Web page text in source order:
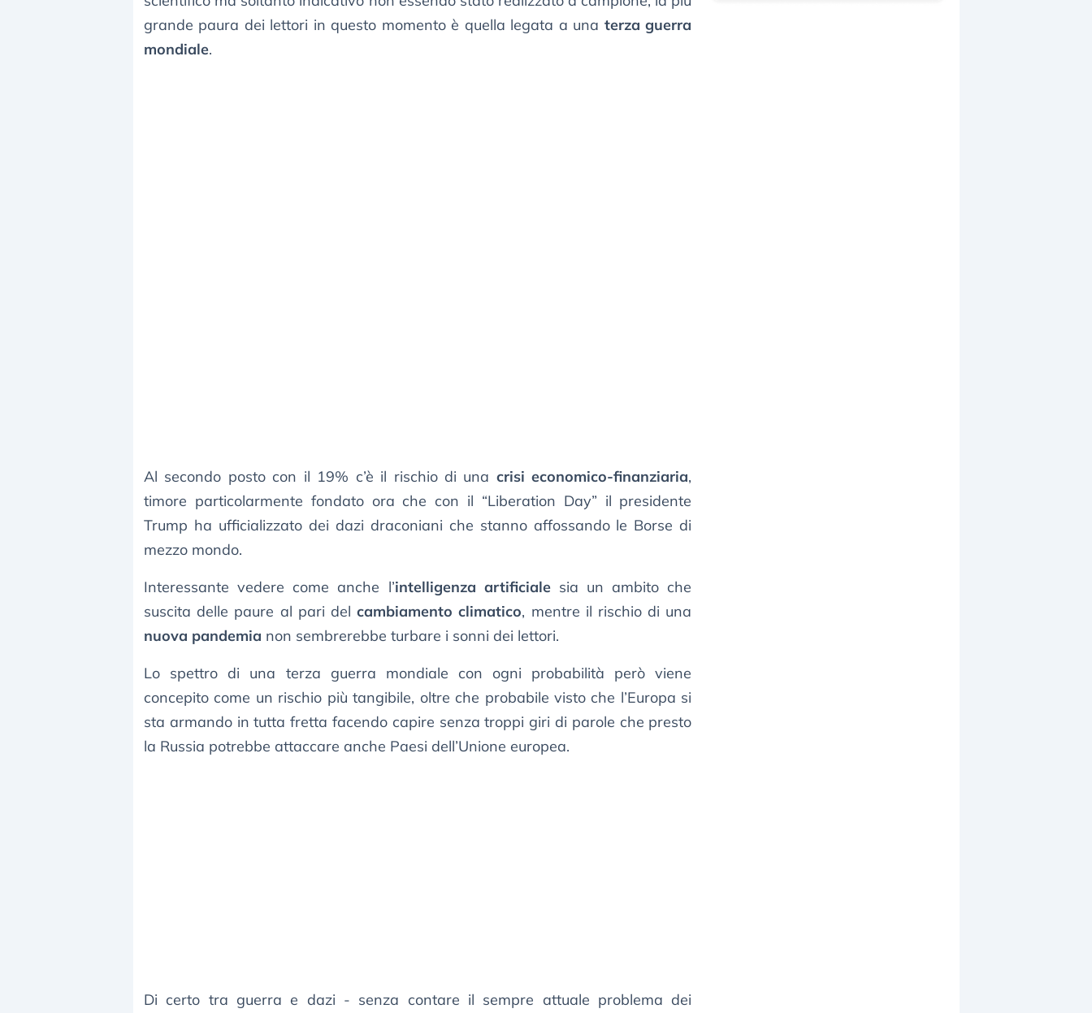
grande paura dei lettori in questo momento è quella legata a una terza guerra
mondiale.
Al secondo posto con il 19% c’è il rischio di una crisi economico-finanziaria,
timore particolarmente fondato ora che con il “Liberation Day” il presidente
Trump ha ufficializzato dei dazi draconiani che stanno affossando le Borse di
mezzo mondo.
Interessante vedere come anche l’intelligenza artificialesia un ambito che
suscita delle paure al pari delcambiamento climatico, mentre il rischio di una
nuova pandemia non sembrerebbe turbare i sonni dei lettori.
Lo spettro di una terza guerra mondiale con ogni probabilità però viene
concepito come un rischio più tangibile, oltre che probabile visto che l’Europa si
sta armando in tutta fretta facendo capire senza troppi giri di parole che presto
la Russia potrebbe attaccare anche Paesi dell’Unione europea.
Di certo tra guerra e dazi - senza contare il sempre attuale problema dei